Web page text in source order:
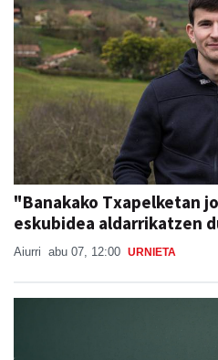
"Banakako Txapelketan
eskubidea aldarrikatzen
Aiurri abu 07, 12:00 URNIETA